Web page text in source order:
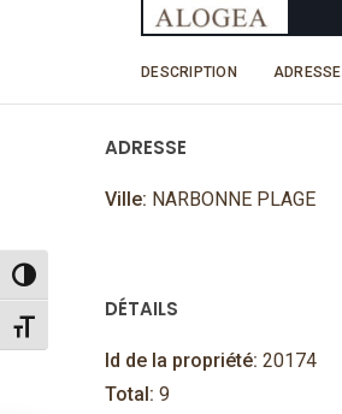
Passer en contraste élevé
Changer la taille de la police
DESCRIPTION ADRESSE
ADRESSE
Ville: NARBONNE PLAGE
DÉTAILS
Id de la propriété: 20174
Total: 9